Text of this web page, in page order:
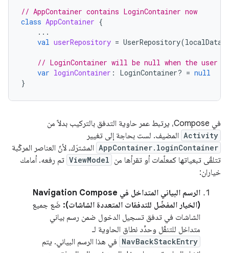
// AppContainer contains LoginContainer now
class AppContainer {
...
val userRepository = UserRepository(
// LoginContainer will be null when the user
var loginContainer : LoginContainer? = null
}
في Compose، يرتبط عمر حاوية التدفق بالتركيب بدلاً من
Activity المضيف. لست بحاجة إلى تغيير
AppContainer.loginContainer المشترَك، لأنّ العناصر المركّبة
تتلقّى تبعياتها كمعلّمات أو تقرأها من ViewModel تم رفعه. أمامك
خياران:
الرسم البياني المتداخل في Navigation Compose
(الخيار المفضّل للتدفقات المتعددة الشاشات): ضَع جميع
الشاشات في تدفق تسجيل الدخول ضمن رسم بياني
متداخل للتنقّل وحدِّد نطاق الحاوية لـ
NavBackStackEntry في هذا الرسم البياني. يتم